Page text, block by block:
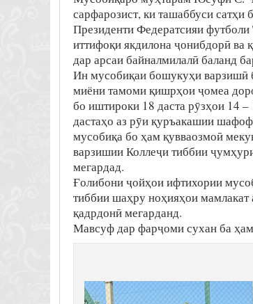
сарфарозист, ки ташаббуси
Президенти Федератсияи
иттифоқи якдилона ҷонибдорӣ ва
дар арсаи байналмилалӣ баланд
Ин мусобиқаи бошукуҳи варзишӣ
миёни тамоми қишрҳои ҷомеа
бо иштироки 18 даста рӯзҳои 14
дастаҳо аз рӯи қуръакашии
мусобиқа бо ҳам қувваозмоӣ
варзишии Коллеҷи тиббии
мегардад.
Ғолибони ҷойҳои ифтихории
тиббии шаҳру ноҳияҳои мамлакат
қадрдонӣ мегарданд.
Мавсуф дар фарҷоми сухан ба